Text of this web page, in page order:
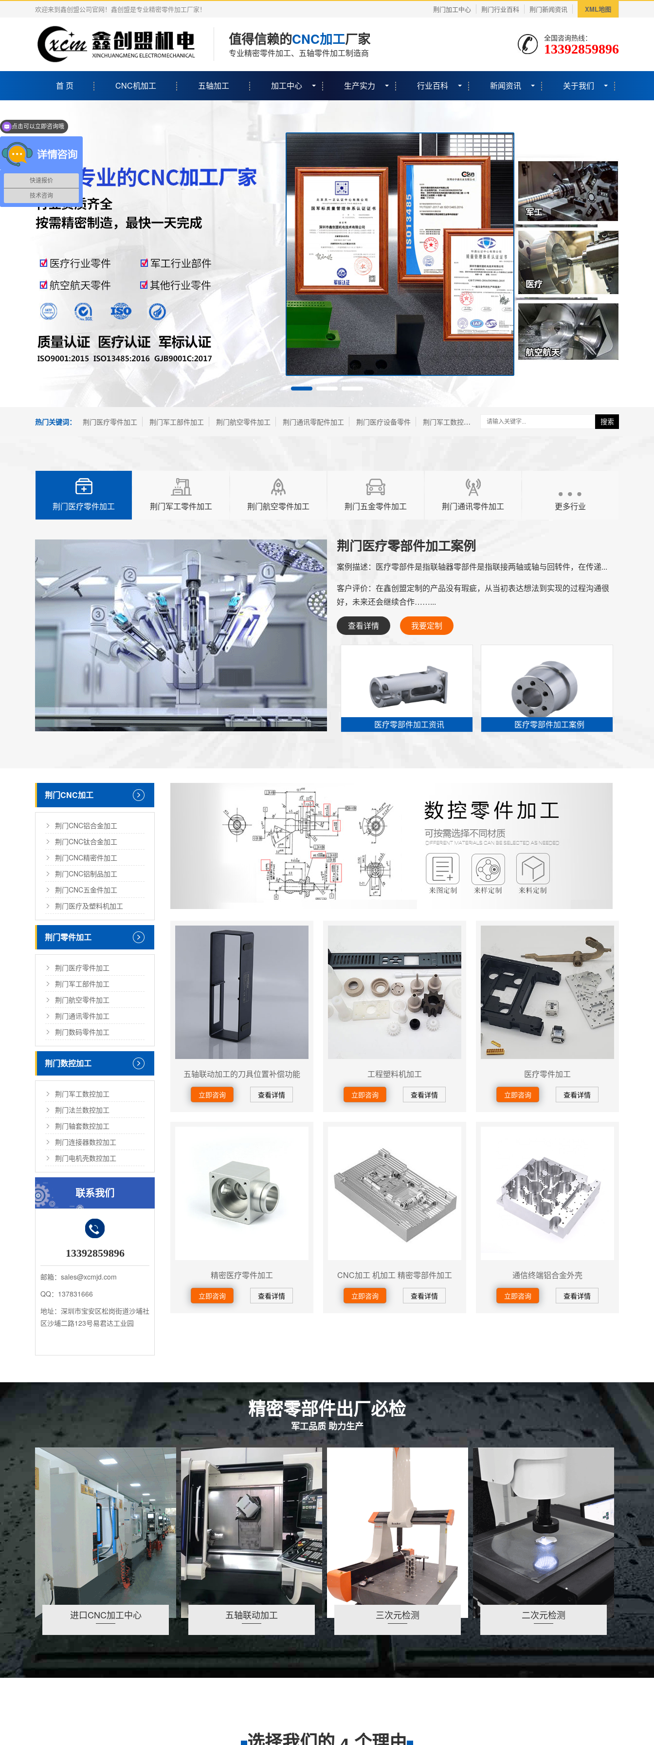
欢迎来到鑫创盟公司官网！鑫创盟是专业精密零件加工厂家！ 荆门加工中心 荆门行业百科 荆门新闻资讯 XML地图
值得信赖的CNC加工厂家
专业精密零件加工、五轴零件加工制造商
全国咨询热线：
13392859896
首 页 CNC机加工 五轴加工 加工中心 生产实力 行业百科 新闻资讯 关于我们
热门关键词： 荆门医疗零件加工 荆门军工部件加工 荆门航空零件加工 荆门通讯零配件加工 荆门医疗设备零件 荆门军工数控加工 搜索
荆门医疗零件加工 荆门军工零件加工 荆门航空零件加工 荆门五金零件加工 荆门通讯零件加工 更多行业
荆门医疗零部件加工案例
案例描述： 医疗零部件是指联轴器零部件是指联接两轴或轴与回转件，在传递...
客户评价： 在鑫创盟定制的产品没有瑕疵，从当初表达想法到实现的过程沟通很
好，未来还会继续合作……...
查看详情 我要定制
医疗零部件加工资讯 医疗零部件加工案例
荆门CNC加工
荆门CNC铝合金加工
荆门CNC钛合金加工
荆门CNC精密件加工
荆门CNC铝制品加工
荆门CNC五金件加工
荆门医疗及塑料机加工
荆门零件加工
荆门医疗零件加工
荆门军工部件加工
荆门航空零件加工
荆门通讯零件加工
荆门数码零件加工
荆门数控加工
荆门军工数控加工
荆门法兰数控加工
荆门轴套数控加工
荆门连接器数控加工
荆门电机壳数控加工
联系我们
13392859896
邮箱：sales@xcmjd.com
QQ：137831666
地址：深圳市宝安区松岗街道沙埔社
区沙埔二路123号易君达工业园
五轴联动加工的刀具位置补偿功能
立即咨询 查看详情
工程塑料机加工
立即咨询 查看详情
医疗零件加工
立即咨询 查看详情
精密医疗零件加工
立即咨询 查看详情
CNC加工 机加工 精密零部件加工
立即咨询 查看详情
通信终端铝合金外壳
立即咨询 查看详情
精密零部件出厂必检
军工品质 助力生产
进口CNC加工中心 五轴联动加工 三次元检测 二次元检测
快速报价
技术咨询
亲，有什么需求呢？